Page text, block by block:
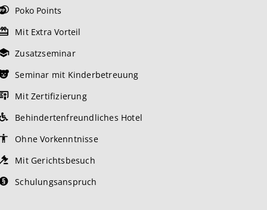
Poko Points
Mit Extra Vorteil
Zusatzseminar
Seminar mit Kinderbetreuung
Mit Zertifizierung
Behindertenfreundliches Hotel
Ohne Vorkenntnisse
Mit Gerichtsbesuch
Schulungsanspruch